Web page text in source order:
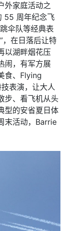
外家庭活动之
55 周年纪念飞
伞队等经典表
，在日落后让特
以湖畔烟花压
闹，有军方展
食、Flying
表演，让大人
步、看飞机从头
型的安省夏日体
末活动，Barrie